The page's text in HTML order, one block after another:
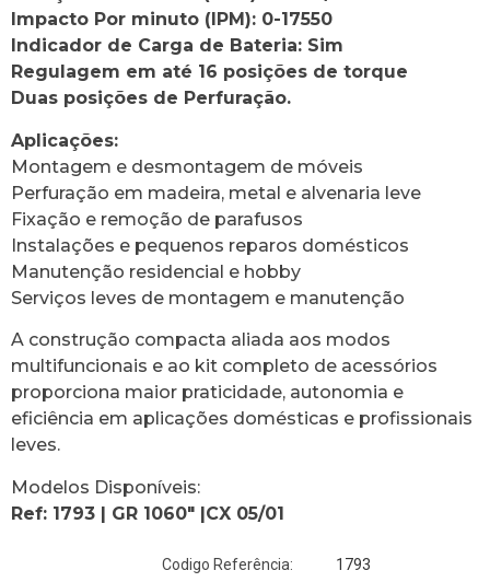
Impacto Por minuto (IPM): 0-17550
Indicador de Carga de Bateria: Sim
Regulagem em até 16 posições de torque
Duas posições de Perfuração.
Aplicações:
Montagem e desmontagem de móveis
Perfuração em madeira, metal e alvenaria leve
Fixação e remoção de parafusos
Instalações e pequenos reparos domésticos
Manutenção residencial e hobby
Serviços leves de montagem e manutenção
A construção compacta aliada aos modos
multifuncionais e ao kit completo de acessórios
proporciona maior praticidade, autonomia e
eficiência em aplicações domésticas e profissionais
leves.
Modelos Disponíveis:
Ref: 1793 | GR 1060″ |CX 05/01
Codigo Referência: 1793